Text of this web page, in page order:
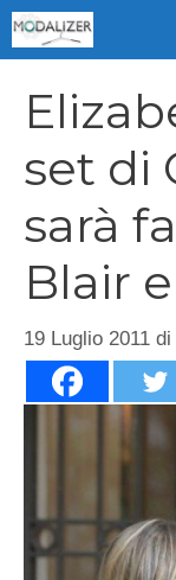
Vai
al
set di
sarà
Blair
19 Luglio 2011 di